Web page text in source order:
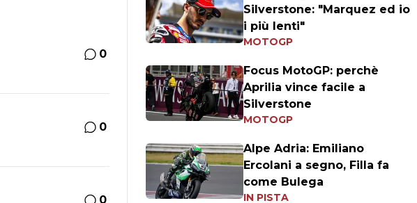
0
0
0
Silverstone: "Marquez ed io
i più lenti"
MOTOGP
Focus MotoGP: perchè
Aprilia vince facile a
Silverstone
MOTOGP
Alpe Adria: Emiliano
Ercolani a segno, Filla fa
come Bulega
IN PISTA